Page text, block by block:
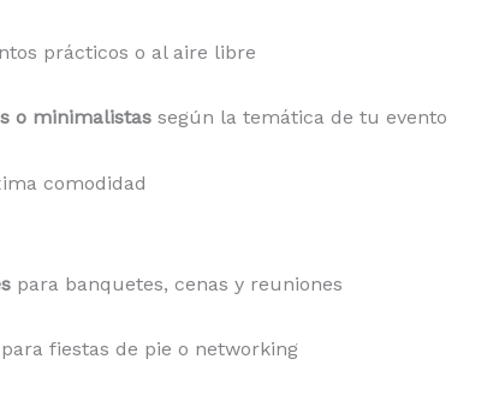
prácticos o al aire libre
o minimalistas según la temática de tu evento
comodidad
para banquetes, cenas y reuniones
fiestas de pie o networking